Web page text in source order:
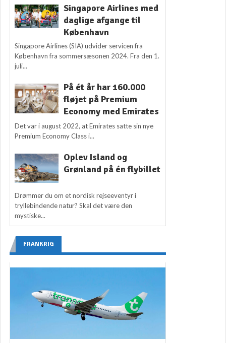
Singapore Airlines med
daglige afgange til
København
Singapore Airlines (SIA) udvider servicen fra
København fra sommersæsonen 2024. Fra den 1.
juli...
På ét år har 160.000
fløjet på Premium
Economy med Emirates
Det var i august 2022, at Emirates satte sin nye
Premium Economy Class i...
Oplev Island og
Grønland på én flybillet
Drømmer du om et nordisk rejseeventyr i
tryllebindende natur? Skal det være den
mystiske...
FRANKRIG